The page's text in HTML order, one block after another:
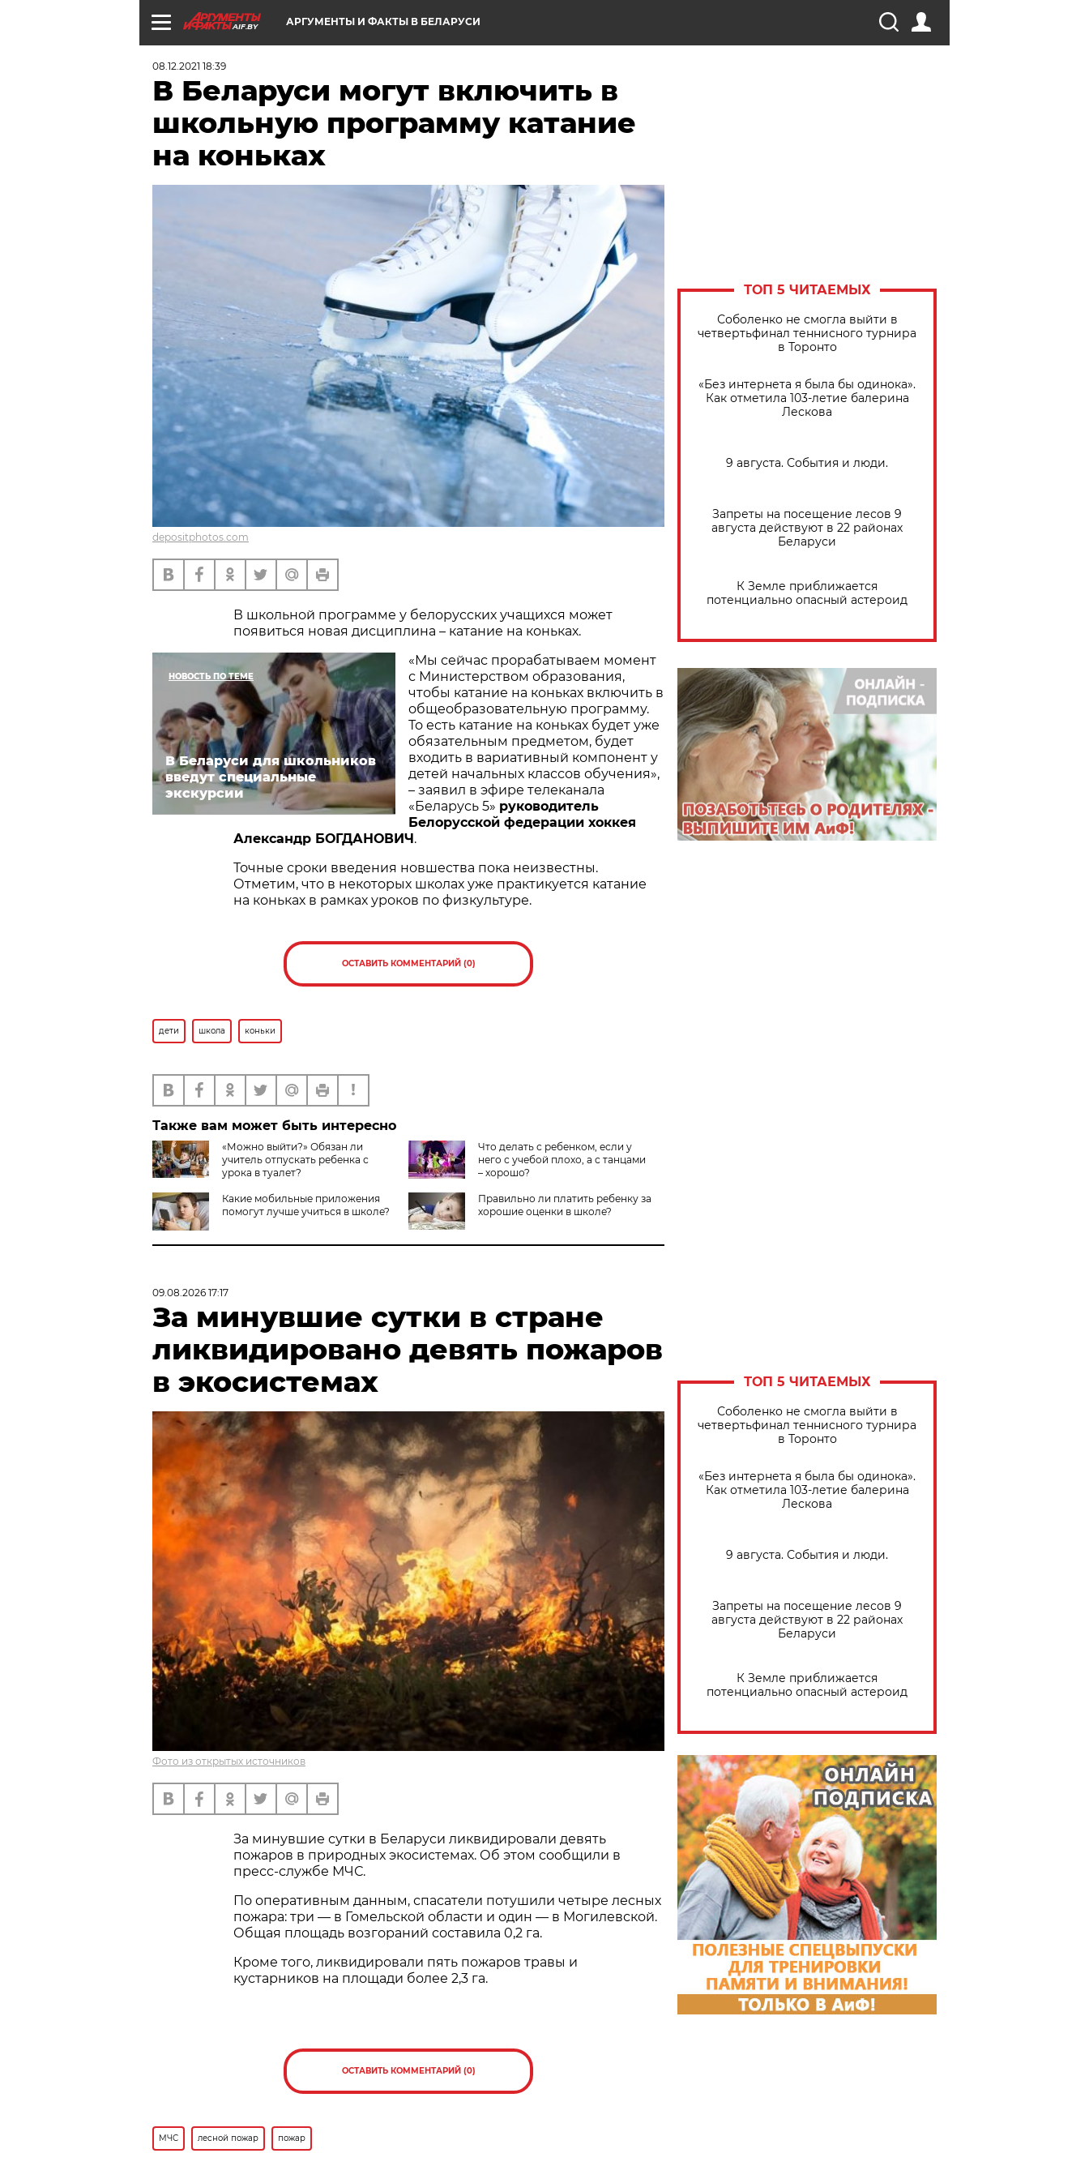
AIF.BY АРГУМЕНТЫ И ФАКТЫ В БЕЛАРУСИ
08.12.2021 18:39
В Беларуси могут включить в
школьную программу катание
на коньках
depositphotos.com
В школьной программе у белорусских учащихся может
появиться новая дисциплина – катание на коньках.
НОВОСТЬ ПО ТЕМЕ
В Беларуси для школьников
введут специальные
экскурсии
«Мы сейчас прорабатываем момент
с Министерством образования,
чтобы катание на коньках включить в
общеобразовательную программу.
То есть катание на коньках будет уже
обязательным предметом, будет
входить в вариативный компонент у
детей начальных классов обучения»,
– заявил в эфире телеканала
«Беларусь 5» руководитель
Белорусской федерации хоккея
Александр БОГДАНОВИЧ.
Точные сроки введения новшества пока неизвестны.
Отметим, что в некоторых школах уже практикуется катание
на коньках в рамках уроков по физкультуре.
ОСТАВИТЬ КОММЕНТАРИЙ (0)
дети школа коньки
Также вам может быть интересно
«Можно выйти?» Обязан ли
учитель отпускать ребенка с
урока в туалет?
Что делать с ребенком, если у
него с учебой плохо, а с танцами
– хорошо?
Какие мобильные приложения
помогут лучше учиться в школе?
Правильно ли платить ребенку за
хорошие оценки в школе?
ТОП 5 ЧИТАЕМЫХ
Соболенко не смогла выйти в
четвертьфинал теннисного турнира
в Торонто
«Без интернета я была бы одинока».
Как отметила 103-летие балерина
Лескова
9 августа. События и люди.
Запреты на посещение лесов 9
августа действуют в 22 районах
Беларуси
К Земле приближается
потенциально опасный астероид
09.08.2026 17:17
За минувшие сутки в стране
ликвидировано девять пожаров
в экосистемах
Фото из открытых источников
За минувшие сутки в Беларуси ликвидировали девять
пожаров в природных экосистемах. Об этом сообщили в
пресс-службе МЧС.
По оперативным данным, спасатели потушили четыре лесных
пожара: три — в Гомельской области и один — в Могилевской.
Общая площадь возгораний составила 0,2 га.
Кроме того, ликвидировали пять пожаров травы и
кустарников на площади более 2,3 га.
ОСТАВИТЬ КОММЕНТАРИЙ (0)
МЧС лесной пожар пожар
ТОП 5 ЧИТАЕМЫХ
Соболенко не смогла выйти в
четвертьфинал теннисного турнира
в Торонто
«Без интернета я была бы одинока».
Как отметила 103-летие балерина
Лескова
9 августа. События и люди.
Запреты на посещение лесов 9
августа действуют в 22 районах
Беларуси
К Земле приближается
потенциально опасный астероид